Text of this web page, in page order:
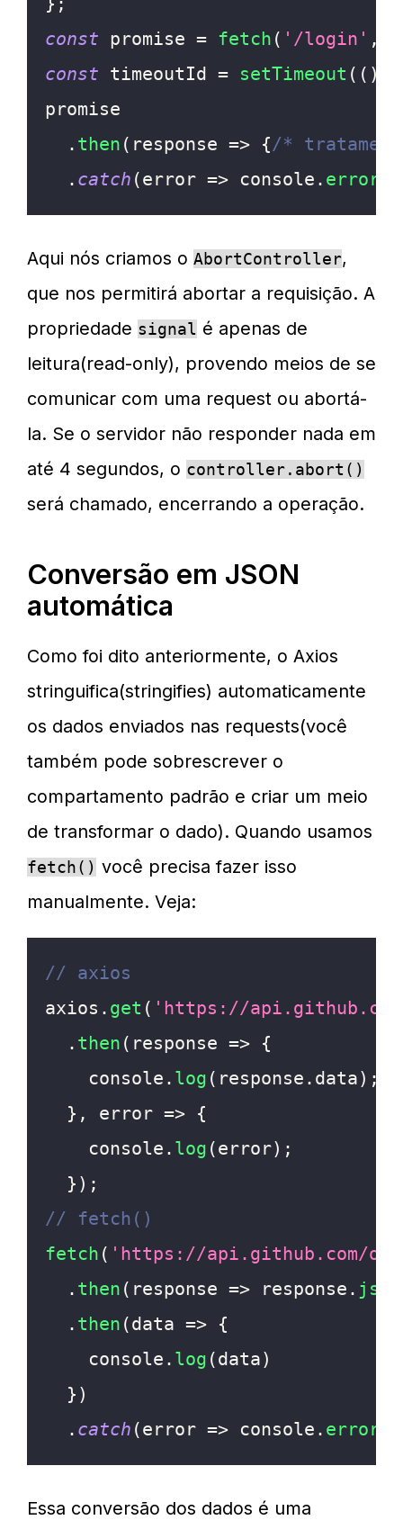
const promise = fetch ( '/login' ,
const timeoutId = setTimeout ( ( )
promise
. then ( response => {/*
. catch (error => console . error
Aqui nós criamos o AbortController,
que nos permitirá abortar a requisição. A
propriedade signal é apenas de
leitura(read-only), provendo meios de se
comunicar com uma request ou abortá-
la. Se o servidor não responder nada em
até 4 segundos, o controller.abort()
será chamado, encerrando a operação.
Conversão em JSON
automática
Como foi dito anteriormente, o Axios
stringuifica(stringifies) automaticamente
os dados enviados nas requests(você
também pode sobrescrever o
compartamento padrão e criar um meio
de transformar o dado). Quando usamos
fetch() você precisa fazer isso
manualmente. Veja:
// axios
axios . get ( 'https://
. then ( response =>
{
console . log ( response . data) ;
} , error =>
{
console . log (error) ;
} ) ;
// fetch()
fetch ( 'https://api.github.com/
. then ( response => response . json
. then (data =>
{
console . log (data)
} )
. catch (error => console . error
Essa conversão dos dados é uma